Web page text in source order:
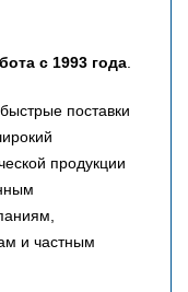
с 1993 года.
поставки
продукции
и частным